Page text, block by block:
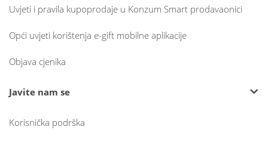
Uvjeti i pravila kupoprodaje u Konzum Smart prodavaonici
Opći uvjeti korištenja e-gift mobilne aplikacije
Objava cjenika
Javite nam se
Korisnička podrška